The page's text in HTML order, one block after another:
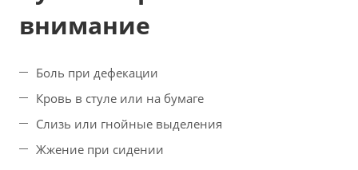
внимание
Боль при дефекации
Кровь в стуле или на бумаге
Слизь или гнойные выделения
Жжение при сидении